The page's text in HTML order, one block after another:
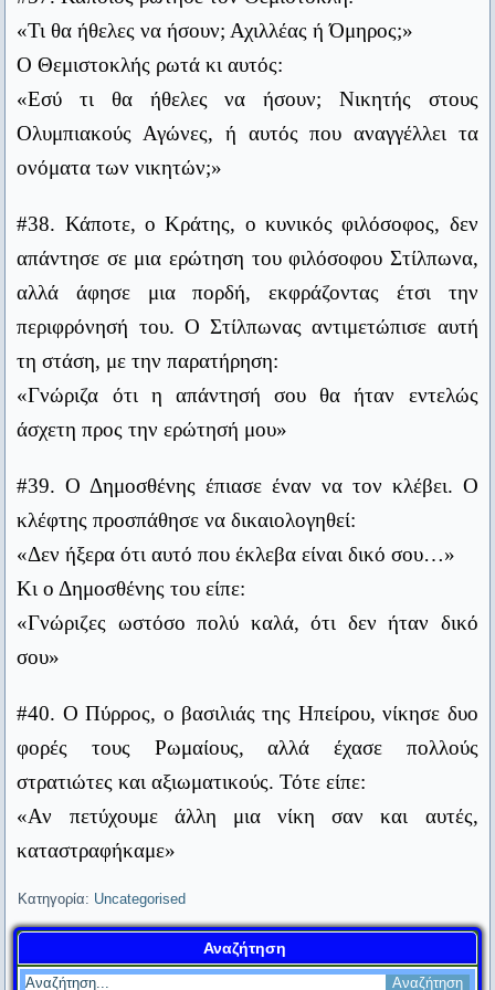
Περισσότεροι προσκυνούν τον ήλιο όταν ανατέλλει παρά όταν
Πομπήιος
Οι έσχατοι έσονται πρώτοι και οι πρώτοι έσχατοι.
Κατά Λουκάν ΙΓ'
Ιούλιος Καίσαρ
Ους ο Θεός συνέζευξεν άνθρωπος μη χωριζέτω.
Κατά Ματθαίον ΙΘ'
Γελά ο μωρός καν τι μη γελοίον ει.
Μένανδρος
Αν θες να ζήσεις μια ευτυχισμένη ζωή, εξάρτησέ την από ένα
στόχο, όχι από ανθρώπους ή αντικείμενα.
Ο χρόνος δεν υπάρχει, είναι μια ανθρώπινη επινόηση και
εξυπηρετεί ανθρώπινες ανάγκες.
Άλμπερτ Αϊνστάιν
Καμιά γυναίκα δεν αντέχει ένα χαρτοπαίκτη σύζυγο, εκτός αν
κερδίζει συνέχεια.
Μην κρίνεις έναν άντρα από τα ρούχα του, αλλά από τα ρούχα
Thomas Dewar
Τα «δικαιώματα» των γυναικών είναι καθήκοντα των ανδρών.
Karl Kraus
Η διαφορά μεταξύ ενός εραστή και ενός συζύγου είναι γύρω
στα δεκαπέντε κιλά.
Το να είσαι πλούσιος δεν σημαίνει να έχεις λεφτά, σημαίνει να
Sacha Guitry
«Τι θα ήθελες να ήσουν; Αχιλλέας ή Όμηρος;»
Ο Θεμιστοκλής ρωτά κι αυτός:
«Εσύ τι θα ήθελες να ήσουν; Νικητής στους
Ολυμπιακούς Αγώνες, ή αυτός που αναγγέλλει τα
ονόματα των νικητών;»
#38. Κάποτε, ο Κράτης, ο κυνικός φιλόσοφος, δεν
απάντησε σε μια ερώτηση του φιλόσοφου Στίλπωνα,
αλλά άφησε μια πορδή, εκφράζοντας έτσι την
περιφρόνησή του. Ο Στίλπωνας αντιμετώπισε αυτή
τη στάση, με την παρατήρηση:
«Γνώριζα ότι η απάντησή σου θα ήταν εντελώς
άσχετη προς την ερώτησή μου»
#39. Ο Δημοσθένης έπιασε έναν να τον κλέβει. Ο
κλέφτης προσπάθησε να δικαιολογηθεί:
«Δεν ήξερα ότι αυτό που έκλεβα είναι δικό σου…»
Κι ο Δημοσθένης του είπε:
«Γνώριζες ωστόσο πολύ καλά, ότι δεν ήταν δικό
σου»
#40. Ο Πύρρος, ο βασιλιάς της Ηπείρου, νίκησε δυο
φορές τους Ρωμαίους, αλλά έχασε πολλούς
στρατιώτες και αξιωματικούς. Τότε είπε:
«Αν πετύχουμε άλλη μια νίκη σαν και αυτές,
καταστραφήκαμε»
Κατηγορία: Uncategorised
Αναζήτηση